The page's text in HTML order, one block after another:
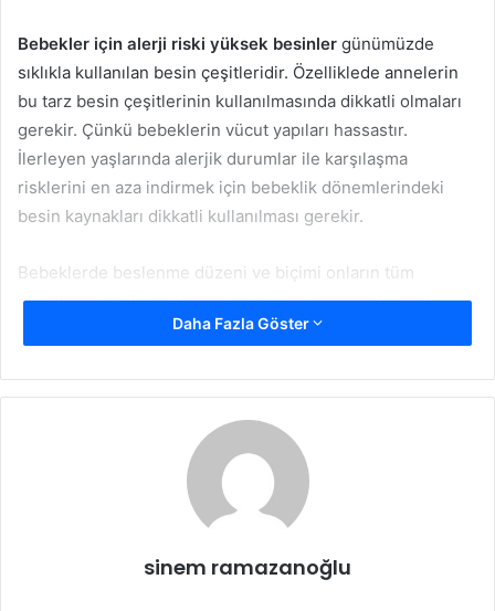
Bebekler için alerji riski yüksek besinler günümüzde
sıklıkla kullanılan besin çeşitleridir. Özelliklede annelerin
bu tarz besin çeşitlerinin kullanılmasında dikkatli olmaları
gerekir. Çünkü bebeklerin vücut yapıları hassastır.
İlerleyen yaşlarında alerjik durumlar ile karşılaşma
risklerini en aza indirmek için bebeklik dönemlerindeki
besin kaynakları dikkatli kullanılması gerekir.
Bebeklerde beslenme düzeni ve biçimi onların tüm
hayatlarını etkiliyor. Uzmanlar bu konuda genel olarak
gerekli ve yeterli gıda çeşitleri ilebebeklerde beslenme
olarak bebeklik dönemlerinde alerjik yapı riski yüksek olan
besinler çeşitlerine örnek olarak şunlar sunulabilir;
Buğday İçerikli Besinler
ediliyor. Fakat bebeklerde bazen alerji nedeni olabilir.
Daha Fazla Göster
sinem ramazanoğlu